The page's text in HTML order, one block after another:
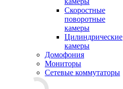
Скоростные
поворотные
камеры
Цилиндрические
камеры
Домофония
Мониторы
Сетевые коммутаторы